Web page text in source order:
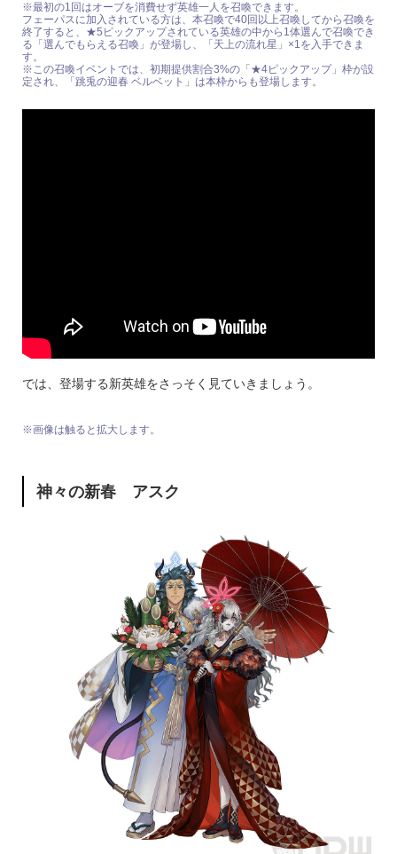
※最初の1回はオーブを消費せず英雄一人を召喚できます。
フェーパスに加入されている方は、本召喚で40回以上召喚してから召喚を
終了すると、★5ピックアップされている英雄の中から1体選んで召喚でき
る「選んでもらえる召喚」が登場し、「天上の流れ星」×1を入手できま
す。
※この召喚イベントでは、初期提供割合3%の「★4ピックアップ」枠が設
定され、「跳兎の迎春 ベルベット」は本枠からも登場します。
では、登場する新英雄をさっそく見ていきましょう。
※画像は触ると拡大します。
神々の新春 アスク